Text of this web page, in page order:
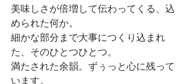
美味しさが倍増して伝わってくる、込
められた何か。
細かな部分まで大事につくり込まれ
た、そのひとつひとつ。
満たされた余韻。ずぅっと心に残って
います。